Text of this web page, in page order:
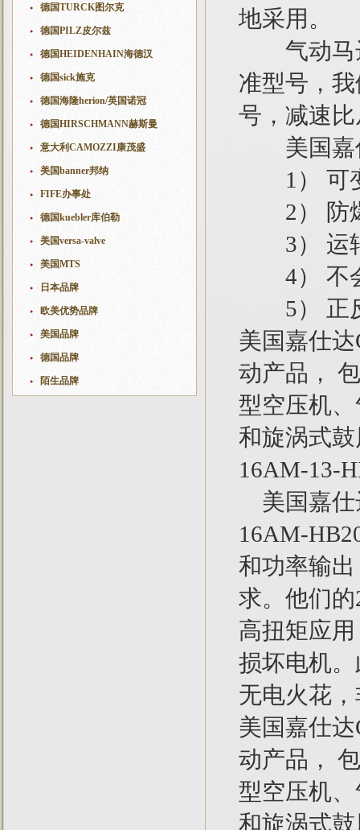
德国TURCK图尔克
德国PILZ皮尔兹
德国HEIDENHAIN海德汉
德国sick施克
德国海隆herion/英国诺冠
德国HIRSCHMANN赫斯曼
意大利CAMOZZI康茂盛
美国banner邦纳
FIFE办事处
德国kuebler库伯勒
美国versa-valve
美国MTS
日本品牌
欧美优势品牌
美国品牌
德国品牌
陌生品牌
地采用。
气动马达
准型号，
号，减速
美国嘉仕
1） 可
2） 防爆
3） 运
4） 不
5） 正反
美国嘉仕
动产品，
型空压机
和旋涡式
16AM-13-
美国嘉仕
16AM-
和功率输
求。他们
高扭矩应
损坏电机
无电火花
美国嘉仕
动产品，
型空压机
和旋涡式